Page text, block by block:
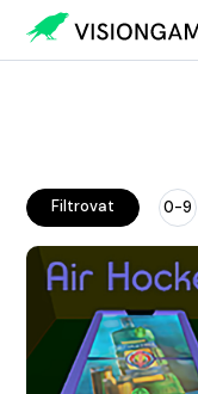
Filtrovat 0-9